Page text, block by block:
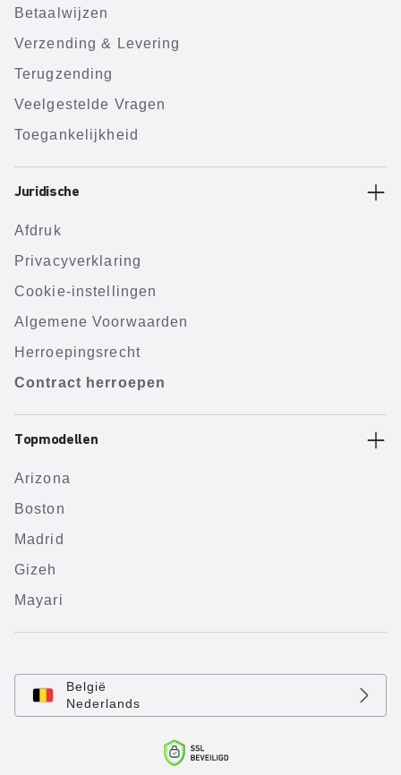
Betaalwijzen
Verzending & Levering
Terugzending
Veelgestelde Vragen
Toegankelijkheid
Juridische
Afdruk
Privacyverklaring
Cookie-instellingen
Algemene Voorwaarden
Herroepingsrecht
Contract herroepen
Topmodellen
Arizona
Boston
Madrid
Gizeh
Mayari
België
Nederlands